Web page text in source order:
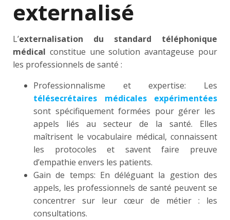
externalisé
L’externalisation du standard téléphonique
médical constitue une solution avantageuse pour
les professionnels de santé :
Professionnalisme et expertise: Les
télésecrétaires médicales expérimentées
sont spécifiquement formées pour gérer les
appels liés au secteur de la santé. Elles
maîtrisent le vocabulaire médical, connaissent
les protocoles et savent faire preuve
d’empathie envers les patients.
Gain de temps: En déléguant la gestion des
appels, les professionnels de santé peuvent se
concentrer sur leur cœur de métier : les
consultations.